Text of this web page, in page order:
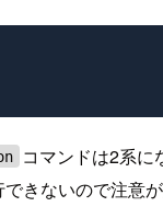
コマンドは2系に
きないので注意が